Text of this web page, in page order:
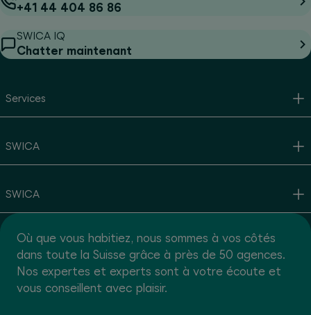
+41 44 404 86 86
SWICA IQ
Chatter maintenant
Services
SWICA
SWICA
Où que vous habitiez, nous sommes à vos côtés
dans toute la Suisse grâce à près de 50 agences.
Nos expertes et experts sont à votre écoute et
vous conseillent avec plaisir.